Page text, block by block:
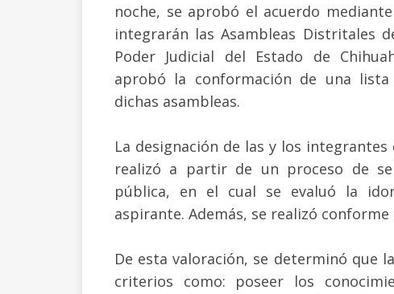
noche, se aprobó el acuerdo
integrarán las Asambleas Distritales
Poder Judicial del Estado de
aprobó la conformación de una
dichas asambleas.
La designación de las y los
realizó a partir de un proceso de
pública, en el cual se evaluó la
aspirante. Además, se realizó
De esta valoración, se determinó que
criterios como: poseer los